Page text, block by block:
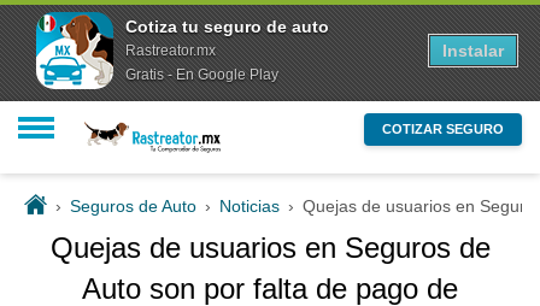
COTIZAR SEGURO
› Seguros de Auto › Noticias › Quejas de usuarios en
Quejas de usuarios en Seguros de
Auto son por falta de pago de
Cotiza tu seguro de auto
Rastreator.mx
Gratis - En Google Play
Instalar